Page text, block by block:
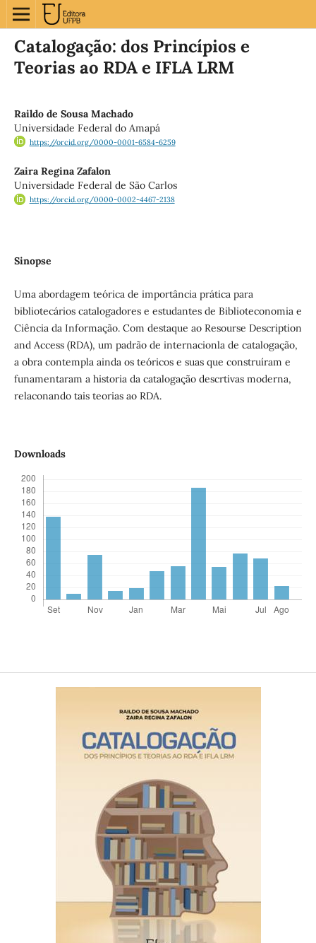
Catalogação: dos Princípios e
Teorias ao RDA e IFLA LRM
Raildo de Sousa Machado
Universidade Federal do Amapá
https://orcid.org/0000-0001-6584-6259
Zaira Regina Zafalon
Universidade Federal de São Carlos
https://orcid.org/0000-0002-4467-2138
Sinopse
Uma abordagem teórica de importância prática para
bibliotecários catalogadores e estudantes de Biblioteconomia e
Ciência da Informação. Com destaque ao Resourse Description
and Access (RDA), um padrão de internacionla de catalogação,
a obra contempla ainda os teóricos e suas que construíram e
funamentaram a historia da catalogação descrtivas moderna,
relaconando tais teorias ao RDA.
Downloads